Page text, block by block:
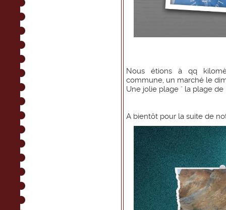
Nous étions à qq
commune, un marché le
Une jolie plage " la plage
A bientôt pour la suite de